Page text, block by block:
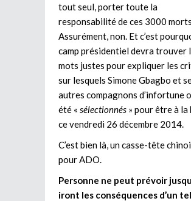
tout seul, porter toute la
responsabilité de ces 3000
Assurément, non. Et c’est
camp présidentiel devra trouver
mots justes pour expliquer les
sur lesquels Simone Gbagbo et
autres compagnons d’infortune
été « sélectionnés » pour être à la
ce vendredi 26 décembre 2014.
C’est bien là, un casse-tête
pour ADO.
Personne ne peut prévoir
iront les conséquences d’un tel